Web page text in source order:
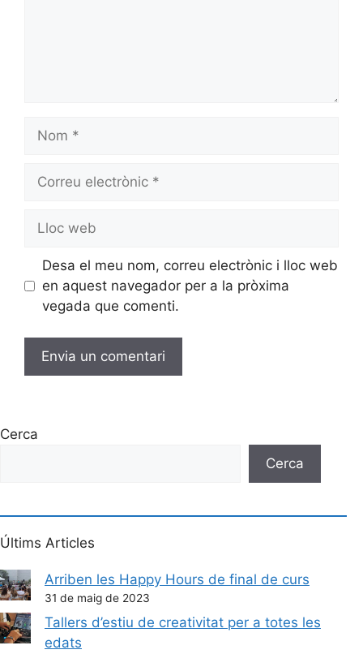
Desa el meu nom, correu electrònic i lloc web
en aquest navegador per a la pròxima
vegada que comenti.
Cerca
Cerca
Últims Articles
Arriben les Happy Hours de final de curs
31 de maig de 2023
Tallers d’estiu de creativitat per a totes les
edats